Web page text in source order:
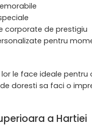
corporate de prestigiu
pentru
le face ideale pentru
doresti sa faci o
a Hartiei